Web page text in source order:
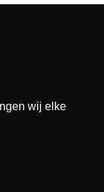
wij elke